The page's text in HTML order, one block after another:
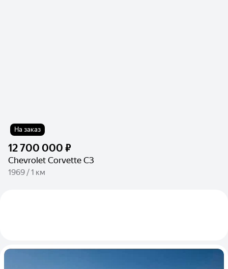
На заказ
12 700 000 ₽
Chevrolet Corvette C3
1969 / 1 км